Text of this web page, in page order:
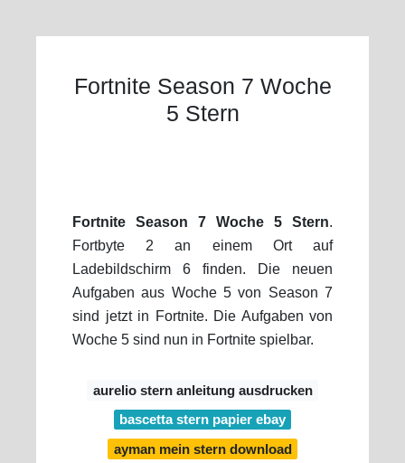
Fortnite Season 7 Woche
5 Stern
Fortnite Season 7 Woche 5 Stern.
Fortbyte 2 an einem Ort auf
Ladebildschirm 6 finden. Die neuen
Aufgaben aus Woche 5 von Season 7
sind jetzt in Fortnite. Die Aufgaben von
Woche 5 sind nun in Fortnite spielbar.
aurelio stern anleitung ausdrucken
bascetta stern papier ebay
ayman mein stern download